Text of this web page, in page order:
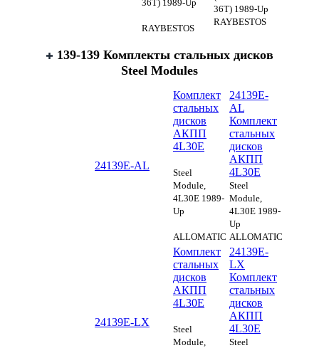
36T) 1989-Up
RAYBESTOS
36T) 1989-Up
RAYBESTOS
139-139 Комплекты стальных дисков
Steel Modules
24139E-AL
Комплект
стальных
дисков
АКПП
4L30E
Steel
Module,
4L30E 1989-
Up
ALLOMATIC
24139E-
AL
Комплект
стальных
дисков
АКПП
4L30E
Steel
Module,
4L30E 1989-
Up
ALLOMATIC
24139E-LX
Комплект
стальных
дисков
АКПП
4L30E
Steel
Module,
24139E-
LX
Комплект
стальных
дисков
АКПП
4L30E
Steel